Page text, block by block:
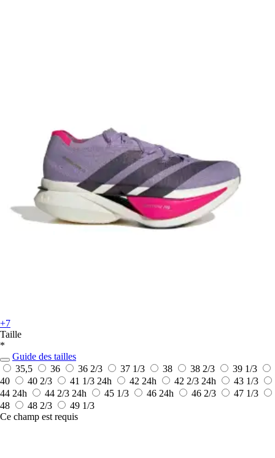
+7
Taille
*
Guide des tailles
35,5
36 36 2/3 37 1/3 38 38 2/3
39 1/3
40
40 2/3 41 1/3 24h 42 24h 42 2/3 24h
43 1/3
44 24h 44 2/3 24h 45 1/3 46 24h 46 2/3
47 1/3
48
48 2/3
49 1/3
Ce champ est requis